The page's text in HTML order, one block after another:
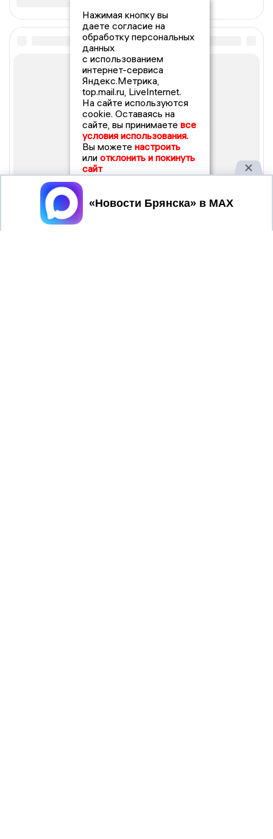
Нажимая кнопку вы
даете согласие на
обработку персональных
данных
с использованием
интернет-сервиса
Яндекс.Метрика,
top.mail.ru, LiveInternet.
На сайте используются
cookie. Оставаясь на
сайте, вы принимаете все
условия использования.
Вы можете настроить
или отклонить и покинуть
сайт
Принять